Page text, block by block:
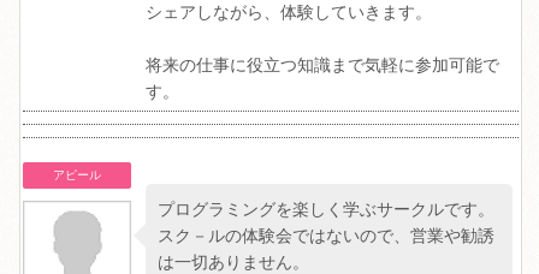
シェアしながら、体験していきます。
将来の仕事に役立つ知識まで気軽に参加可能で
す。
アピール
プログラミングを楽しく学ぶサークルです。
スク－ルの体験会ではないので、営業や勧誘
は一切ありません。